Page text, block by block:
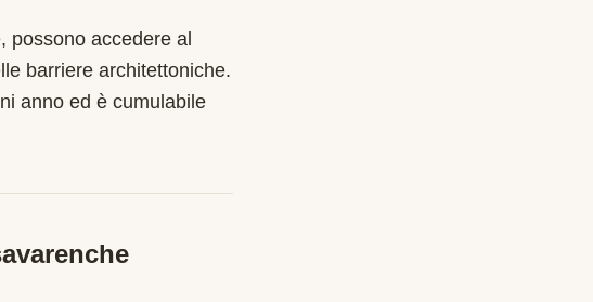
, possono accedere al
barriere architettoniche.
anno ed è cumulabile